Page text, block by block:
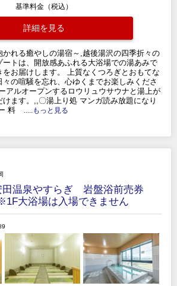
基準料金（税込）
詳細を見る
かれる癒やしの湯宿～,越後湯沢の四季折々の
ートは、開放感あふれる大浴場での湯あみで
お届けします。 上質なくつろぎとおもてな
々の喧騒を忘れ、心ゆくまでお楽しみくださ
アルオープンするロウリュウサウナと湯上が
けます。,,〇湯上り処 マンガ読み放題になり
料
.....もっと見る
田温泉やすらぎ 岩盤浴前売券
大浴場は入場できません